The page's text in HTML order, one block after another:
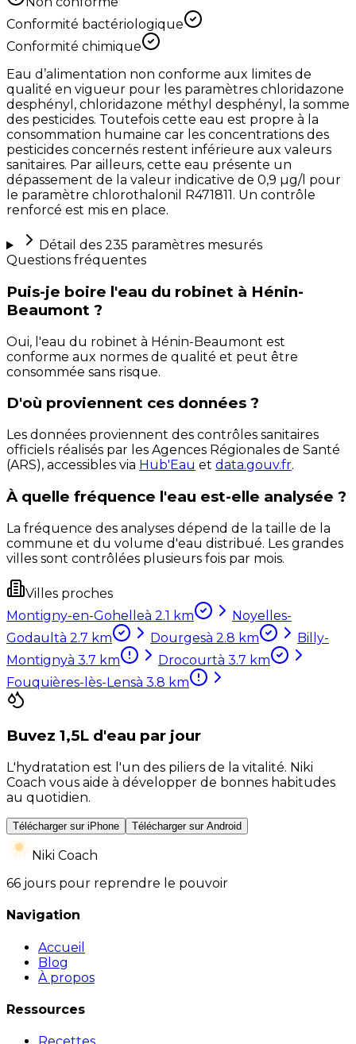
Conformité bactériologique
Conformité chimique
Eau d’alimentation non conforme aux limites de
qualité en vigueur pour les paramètres chloridazone
desphényl, chloridazone méthyl desphényl, la somme
des pesticides. Toutefois cette eau est propre à la
consommation humaine car les concentrations des
pesticides concernés restent inférieure aux valeurs
sanitaires. Par ailleurs, cette eau présente un
dépassement de la valeur indicative de 0,9 µg/l pour
le paramètre chlorothalonil R471811. Un contrôle
renforcé est mis en place.
Détail des 235 paramètres mesurés
Questions fréquentes
Puis-je boire l'eau du robinet à Hénin-
Beaumont ?
Oui, l'eau du robinet à Hénin-Beaumont est
conforme aux normes de qualité et peut être
consommée sans risque.
D'où proviennent ces données ?
Les données proviennent des contrôles sanitaires
officiels réalisés par les Agences Régionales de Santé
(ARS), accessibles via Hub'Eau et data.gouv.fr.
À quelle fréquence l'eau est-elle analysée ?
La fréquence des analyses dépend de la taille de la
commune et du volume d'eau distribué. Les grandes
villes sont contrôlées plusieurs fois par mois.
Villes proches
Montigny-en-Gohelleà 2.1 km
Noyelles-
Godaultà 2.7 km Dourgesà 2.8 km
Billy-
Montignyà 3.7 km Drocourtà 3.7 km
Fouquières-lès-Lensà 3.8 km
Buvez 1,5L d'eau par jour
L'hydratation est l'un des piliers de la vitalité. Niki
Coach vous aide à développer de bonnes habitudes
au quotidien.
Télécharger sur iPhone Télécharger sur Android
Niki Coach
66 jours pour reprendre le pouvoir
Navigation
Accueil
Blog
À propos
Ressources